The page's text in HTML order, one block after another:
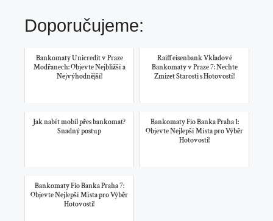
Doporučujeme:
Bankomaty Unicredit v Praze
Modřanech: Objevte Nejbližší a
Nejvýhodnější!
Raiffeisenbank Vkladové
Bankomaty v Praze 7: Nechte
Zmizet Starosti s Hotovostí!
Jak nabít mobil přes bankomat?
Snadný postup
Bankomaty Fio Banka Praha 1:
Objevte Nejlepší Místa pro Výběr
Hotovosti!
Bankomaty Fio Banka Praha 7:
Objevte Nejlepší Místa pro Výběr
Hotovosti!